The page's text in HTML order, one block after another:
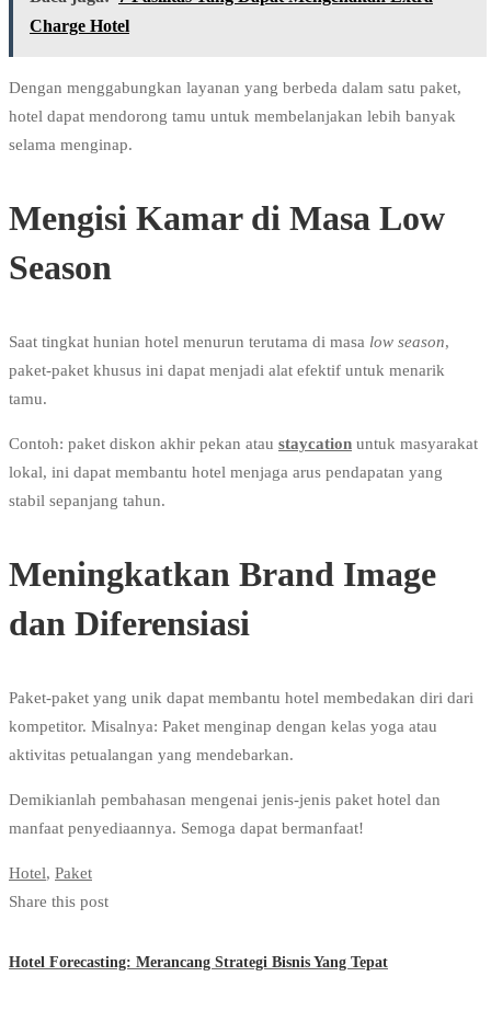
Charge Hotel
Dengan menggabungkan layanan yang berbeda dalam satu paket,
hotel dapat mendorong tamu untuk membelanjakan lebih banyak
selama menginap.
Mengisi Kamar di Masa Low
Season
Saat tingkat hunian hotel menurun terutama di masa low season,
paket-paket khusus ini dapat menjadi alat efektif untuk menarik
tamu.
Contoh: paket diskon akhir pekan atau staycation untuk masyarakat
lokal, ini dapat membantu hotel menjaga arus pendapatan yang
stabil sepanjang tahun.
Meningkatkan Brand Image
dan Diferensiasi
Paket-paket yang unik dapat membantu hotel membedakan diri dari
kompetitor. Misalnya: Paket menginap dengan kelas yoga atau
aktivitas petualangan yang mendebarkan.
Demikianlah pembahasan mengenai jenis-jenis paket hotel dan
manfaat penyediaannya. Semoga dapat bermanfaat!
Hotel, Paket
Share this post
Hotel Forecasting: Merancang Strategi Bisnis Yang Tepat